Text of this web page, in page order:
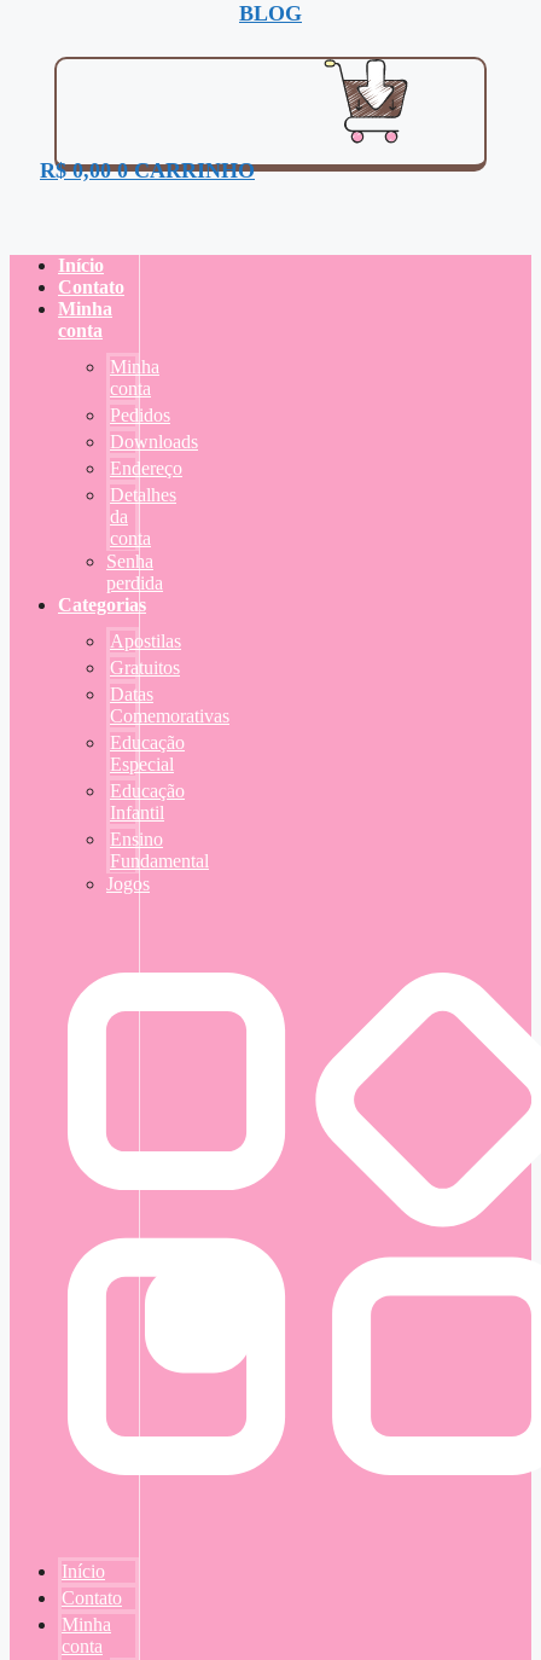
BLOG
R$0,00 0 CARRINHO
Início
Contato
Minha
conta
Minha
conta
Pedidos
Downloads
Endereço
Detalhes
da
conta
Senha
perdida
Categorias
Apostilas
Gratuitos
Datas
Comemorativas
Educação
Especial
Educação
Infantil
Ensino
Fundamental
Jogos
Início
Contato
Minha
conta